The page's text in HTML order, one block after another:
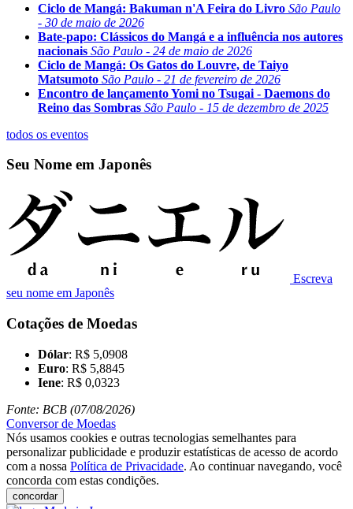
Ciclo de Mangá: Bakuman n'A Feira do Livro São Paulo
- 30 de maio de 2026
Bate-papo: Clássicos do Mangá e a influência nos autores
nacionais São Paulo - 24 de maio de 2026
Ciclo de Mangá: Os Gatos do Louvre, de Taiyo
Matsumoto São Paulo - 21 de fevereiro de 2026
Encontro de lançamento Yomi no Tsugai - Daemons do
Reino das Sombras São Paulo - 15 de dezembro de 2025
todos os eventos
Seu Nome em Japonês
Escreva
seu nome em Japonês
Cotações de Moedas
Dólar: R$ 5,0908
Euro: R$ 5,8845
Iene: R$ 0,0323
Fonte: BCB (07/08/2026)
Conversor de Moedas
Nós usamos cookies e outras tecnologias semelhantes para
personalizar publicidade e produzir estatísticas de acesso de acordo
com a nossa Política de Privacidade. Ao continuar navegando, você
concorda com estas condições.
concordar